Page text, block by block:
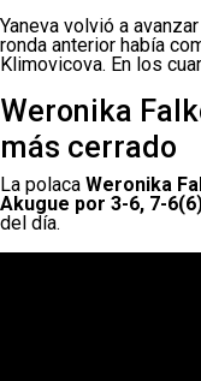
Yaneva volvió a
ronda anterior había
Klimovicova. En los
Weronika
más cerrado
La polaca Weronika
Akugue por 3-6, 7-
del día.